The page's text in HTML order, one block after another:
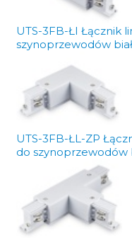
UTS-3FB-ŁI Łącznik
szynoprzewodów
UTS-3FB-ŁL-ZP
do szynoprzewodów